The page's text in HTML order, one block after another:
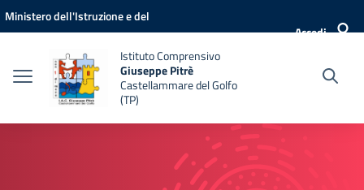
Vai ai contenuti
Vai al menu di navigazione
Vai al footer
Ministero dell'Istruzione e del
Accedi
Istituto Comprensivo
Giuseppe Pitrè
Castellammare del Golfo
(TP)